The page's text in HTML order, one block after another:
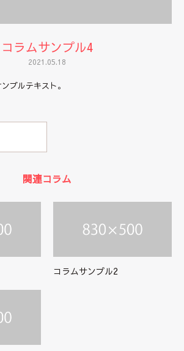
コラムサンプル4
2021.05.18
プルテキスト。
関連コラム
コラムサンプル2